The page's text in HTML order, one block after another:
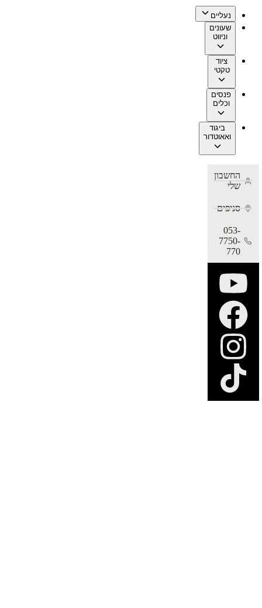
נעליים
שעונים
וניווט
ציוד
טקטי
פנסים
וכלים
ביגוד
ואאוטדור
החשבון
שלי
סניפים
053-
7750-
770